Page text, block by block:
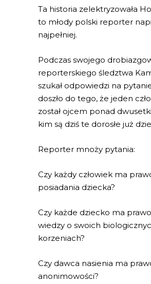
Ta historia zelektryzowała
to młody polski reporter
najpełniej.
Podczas swojego
reporterskiego śledztwa
szukał odpowiedzi na
doszło do tego, że jeden
został ojcem ponad
kim są dziś te dorosłe już
Reporter mnoży pytania:
Czy każdy człowiek ma
posiadania dziecka?
Czy każde dziecko ma
wiedzy o swoich
korzeniach?
Czy dawca nasienia ma
anonimowości?